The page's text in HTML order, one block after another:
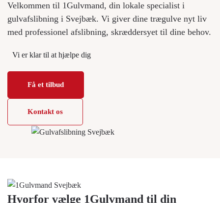
Velkommen til 1Gulvmand, din lokale specialist i
gulvafslibning i Svejbæk. Vi giver dine trægulve nyt liv
med professionel afslibning, skræddersyet til dine behov.
Vi er klar til at hjælpe dig
Få et tilbud
Kontakt os
Hvorfor vælge 1Gulvmand til din